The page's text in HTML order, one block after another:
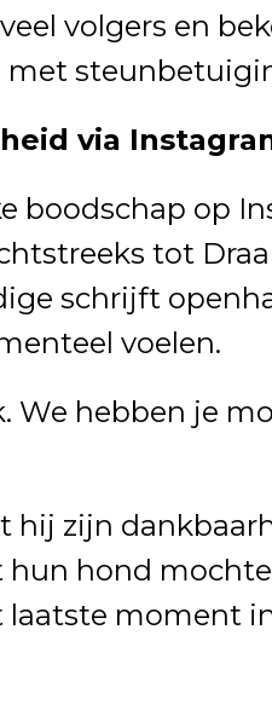
volgers en
met
via
boodschap op
tot
schrijft
voelen.
We hebben je
hij zijn
hond
moment